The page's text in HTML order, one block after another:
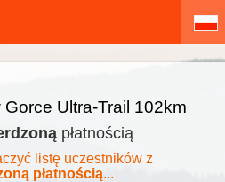
Ultra-Trail 102km
płatnością
listę uczestników z
płatnością...